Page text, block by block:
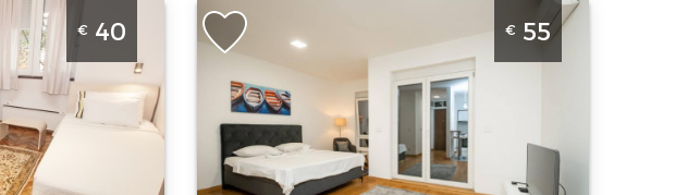
Beograd
2
:
€ 40
Studio Apartman Koala 44 Beograd
Novi Beograd. Nalazi se na Tosinom
Bunaru. Povrsine je od 34m2 i
namenjen je za dve osobe.
Beograd
Lokacija:
Gosti: 2
€ 55